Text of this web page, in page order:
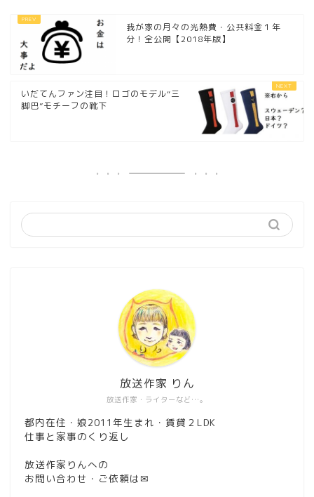
我が家の月々の光熱費・公共料金１年
分！全公開【2018年版】
いだてんファン注目！ロゴのモデル“三
脚巴”モチーフの靴下
放送作家・ライターなど…。
放送作家 りん
都内在住・娘2011年生まれ・賃貸２LDK
仕事と家事のくり返し
放送作家りんへの
お問い合わせ・ご依頼は ✉